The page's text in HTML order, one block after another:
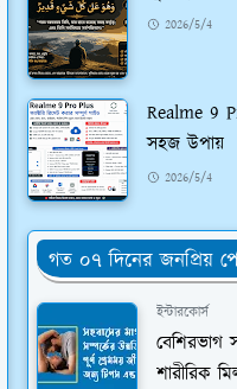
2026/5/4
Realme 9
সহজ উপায়
2026/5/4
গত ০৭ দিনের জনপ্রিয়
ইন্টারকোর্স
শারীরিক